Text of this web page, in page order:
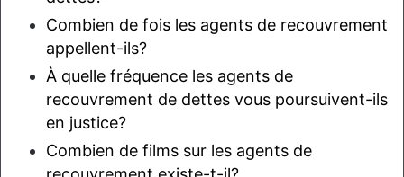
Combien de fois les agents de recouvrement
appellent-ils?
À quelle fréquence les agents de
recouvrement de dettes vous poursuivent-ils
en justice?
Combien de films sur les agents de